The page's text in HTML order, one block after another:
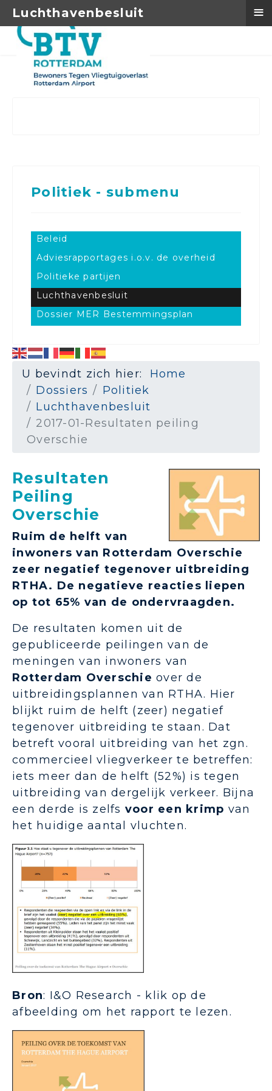
Politiek - submenu
Beleid
Adviesrapportages i.o.v. de overheid
Politieke partijen
Luchthavenbesluit
Dossier MER Bestemmingsplan
U bevindt zich hier: Home
Dossiers
Politiek
Luchthavenbesluit
2017-01-Resultaten peiling
Overschie
Resultaten
Peiling
Overschie
Ruim de helft van
inwoners van Rotterdam Overschie
zeer negatief tegenover uitbreiding
RTHA. De negatieve reacties liepen
op tot 65% van de ondervraagden.
De resultaten komen uit de
gepubliceerde peilingen van de
meningen van inwoners van
Rotterdam Overschie over de
uitbreidingsplannen van RTHA. Hier
blijkt ruim de helft (zeer) negatief
tegenover uitbreiding te staan. Dat
betreft vooral uitbreiding van het zgn.
commercieel vliegverkeer te betreffen:
iets meer dan de helft (52%) is tegen
uitbreiding van dergelijk verkeer. Bijna
een derde is zelfs voor een krimp van
het huidige aantal vluchten.
Bron: I&O Research - klik op de
afbeelding om het rapport te lezen.
Luchthavenbesluit ≡